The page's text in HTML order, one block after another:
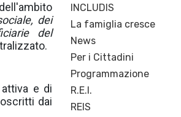
dei
del
e di
dai
INCLUDIS
La famiglia cresce
News
Per i Cittadini
Programmazione
R.E.I.
REIS